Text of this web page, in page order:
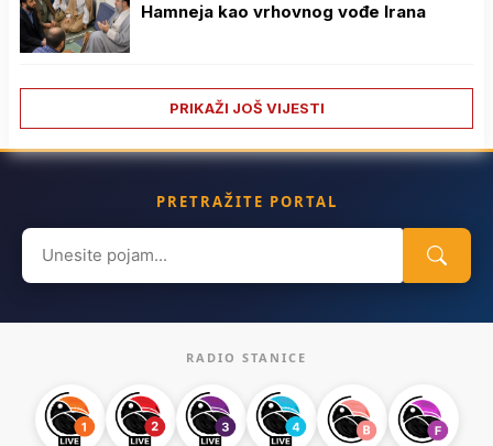
Hamneja kao vrhovnog vođe Irana
PRIKAŽI JOŠ VIJESTI
PRETRAŽITE PORTAL
Search
for:
RADIO STANICE